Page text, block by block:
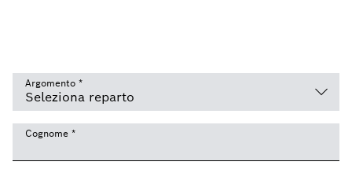
Argomento *
Cognome *